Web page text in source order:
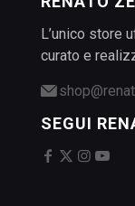
L’unico store
curato e
SEGUI